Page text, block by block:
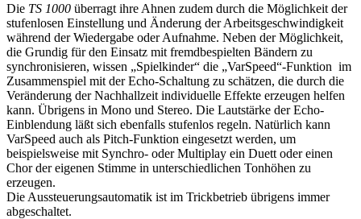
Die TS 1000 überragt ihre Ahnen zudem durch die Möglichkeit der
stufenlosen Einstellung und Änderung der Arbeitsgeschwindigkeit
während der Wiedergabe oder Aufnahme. Neben der Möglichkeit,
die Grundig für den Einsatz mit fremdbespielten Bändern zu
synchronisieren, wissen „Spielkinder“ die „VarSpeed“-Funktion im
Zusammenspiel mit der Echo-Schaltung zu schätzen, die durch die
Veränderung der Nachhallzeit individuelle Effekte erzeugen helfen
kann. Übrigens in Mono und Stereo. Die Lautstärke der Echo-
Einblendung läßt sich ebenfalls stufenlos regeln. Natürlich kann
VarSpeed auch als Pitch-Funktion eingesetzt werden, um
beispielsweise mit Synchro- oder Multiplay ein Duett oder einen
Chor der eigenen Stimme in unterschiedlichen Tonhöhen zu
erzeugen.
Die Aussteuerungsautomatik ist im Trickbetrieb übrigens immer
abgeschaltet.